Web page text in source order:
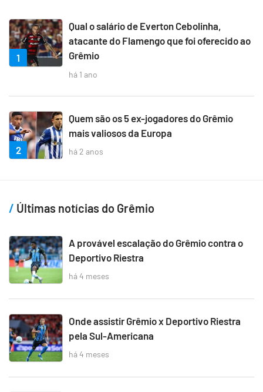
1
Qual o salário de Everton Cebolinha,
atacante do Flamengo que foi oferecido ao
Grêmio
há 1 ano
2
Quem são os 5 ex-jogadores do Grêmio
mais valiosos da Europa
há 2 anos
Últimas notícias do Grêmio
A provável escalação do Grêmio contra o
Deportivo Riestra
há 4 meses
Onde assistir Grêmio x Deportivo Riestra
pela Sul-Americana
há 4 meses